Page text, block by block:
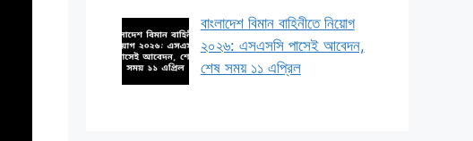
বাংলাদেশ বিমান বাহিনীতে নিয়োগ
২০২৬: এসএসসি পাসেই আবেদন,
শেষ সময় ১১ এপ্রিল